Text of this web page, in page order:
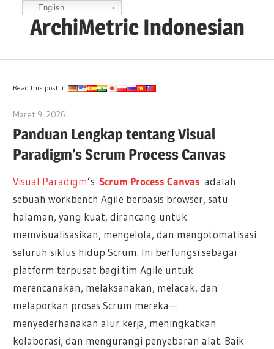
ArchiMetric Indonesian
Ops,
and
More
Read this post in:
Maret 9, 2026
Panduan Lengkap tentang Visual
Paradigm’s Scrum Process Canvas
Visual Paradigm’sScrum Process Canvas adalah
sebuah workbench Agile berbasis browser, satu
halaman, yang kuat, dirancang untuk
memvisualisasikan, mengelola, dan mengotomatisasi
seluruh siklus hidup Scrum. Ini berfungsi sebagai
platform terpusat bagi tim Agile untuk
merencanakan, melaksanakan, melacak, dan
melaporkan proses Scrum mereka—
menyederhanakan alur kerja, meningkatkan
kolaborasi, dan mengurangi penyebaran alat. Baik
English